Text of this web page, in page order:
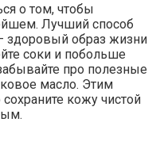
о том, чтобы
Лучший способ
здоровый образ жизни
соки и побольше
про полезные
масло. Этим
кожу чистой